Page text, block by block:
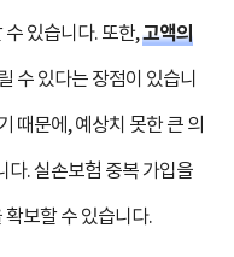
있습니다. 또한,고액의
수 있다는 장점이 있습니
때문에, 예상치 못한 큰 의
다. 실손보험 중복 가입을
보할 수 있습니다.